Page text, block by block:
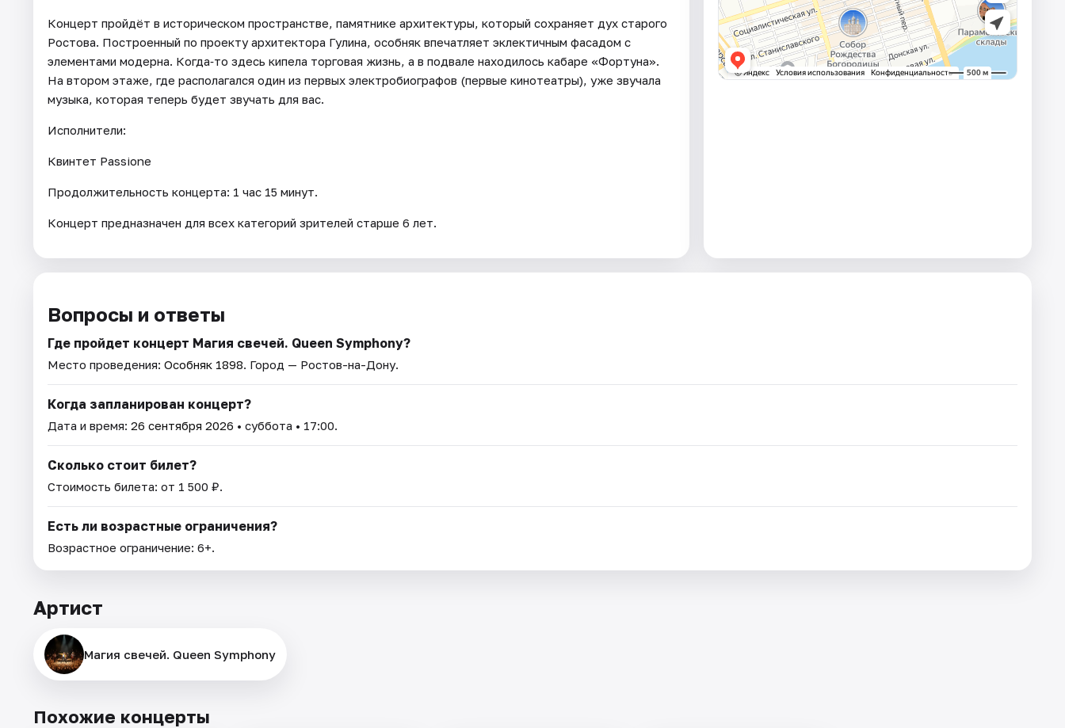
Концерт пройдёт в историческом пространстве, памятнике архитектуры, который сохраняет дух старого
Ростова. Построенный по проекту архитектора Гулина, особняк впечатляет эклектичным фасадом с
элементами модерна. Когда‑то здесь кипела торговая жизнь, а в подвале находилось кабаре «Фортуна».
На втором этаже, где располагался один из первых электробиографов (первые кинотеатры), уже звучала
музыка, которая теперь будет звучать для вас.
Исполнители:
Квинтет Passione
Продолжительность концерта: 1 час 15 минут.
Концерт предназначен для всех категорий зрителей старше 6 лет.
Вопросы и ответы
Где пройдет концерт Магия свечей. Queen Symphony?
Место проведения: Особняк 1898. Город — Ростов-на-Дону.
Когда запланирован концерт?
Дата и время: 26 сентября 2026 • суббота • 17:00.
Сколько стоит билет?
Стоимость билета: от 1 500 ₽.
Есть ли возрастные ограничения?
Возрастное ограничение: 6+.
Артист
Магия свечей. Queen Symphony
Похожие концерты